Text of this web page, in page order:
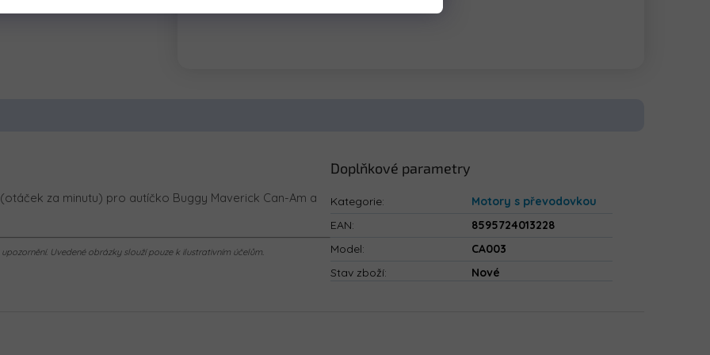
za minutu) pro autíčko Buggy Maverick Can-Am a
Uvedené obrázky slouží pouze k ilustrativním účelům.
Doplňkové parametry
Kategorie:
Motory s převodovkou
EAN:
8595724013228
Model:
CA003
Stav zboží: Nové